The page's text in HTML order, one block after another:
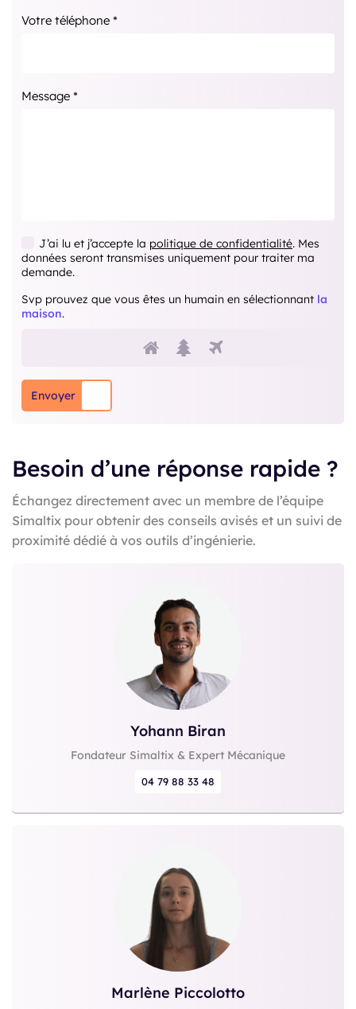
Votre téléphone *
Message *
J’ai lu et j’accepte la politique de confidentialité. Mes
données seront transmises uniquement pour traiter ma
demande.
Svp prouvez que vous êtes un humain en sélectionnant la
maison.
Svp prouvez que vous
Envoyer
Besoin d’une réponse rapide ?
Échangez directement avec un membre de l’équipe
Simaltix pour obtenir des conseils avisés et un suivi de
proximité dédié à vos outils d’ingénierie.
Yohann Biran
Fondateur Simaltix & Expert Mécanique
04 79 88 33 48
Marlène Piccolotto